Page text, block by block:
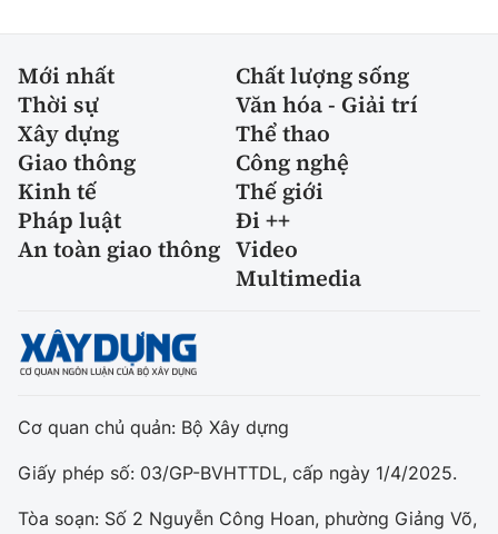
Mới nhất
Chất lượng sống
Thời sự
Văn hóa - Giải trí
Xây dựng
Thể thao
Giao thông
Công nghệ
Kinh tế
Thế giới
Pháp luật
Đi ++
An toàn giao thông Video
Multimedia
Cơ quan chủ quản: Bộ Xây dựng
Giấy phép số: 03/GP-BVHTTDL, cấp ngày 1/4/2025.
Tòa soạn: Số 2 Nguyễn Công Hoan, phường Giảng Võ,